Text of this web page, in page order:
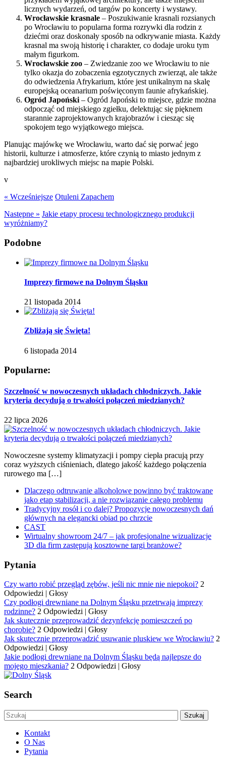
licznych wydarzeń, od targów po koncerty i wystawy.
Wrocławskie krasnale – Poszukiwanie krasnali rozsianych
po Wrocławiu to popularna forma rozrywki dla rodzin z
dziećmi oraz doskonały sposób na odkrywanie miasta. Każdy
krasnal ma swoją historię i charakter, co dodaje uroku tym
małym figurkom.
Wrocławskie zoo – Zwiedzanie zoo we Wrocławiu to nie
tylko okazja do zobaczenia egzotycznych zwierząt, ale także
do odwiedzenia Afrykarium, które jest unikalnym na skalę
europejską oceanarium poświęconym faunie afrykańskiej.
Ogród Japoński – Ogród Japoński to miejsce, gdzie można
odpocząć od miejskiego zgiełku, delektując się pięknem
starannie zaprojektowanych krajobrazów i ciesząc się
spokojem tego wyjątkowego miejsca.
Planując majówkę we Wrocławiu, warto dać się porwać jego
historii, kulturze i atmosferze, które czynią to miasto jednym z
najbardziej urokliwych miejsc na mapie Polski.
v
« Wcześniejsze Otuleni Zapachem
Następne » Jakie etapy procesu technologicznego produkcji
wyróżniamy?
Podobne
Imprezy firmowe na Dolnym Śląsku
21 listopada 2014
Zbliżają się Święta!
6 listopada 2014
Popularne:
Szczelność w nowoczesnych układach chłodniczych. Jakie
kryteria decydują o trwałości połączeń miedzianych?
22 lipca 2026
Nowoczesne systemy klimatyzacji i pompy ciepła pracują przy
coraz wyższych ciśnieniach, dlatego jakość każdego połączenia
rurowego ma […]
Dlaczego odtruwanie alkoholowe powinno być traktowane
jako etap stabilizacji, a nie rozwiązanie całego problemu
Tradycyjny rosół i co dalej? Propozycje nowoczesnych dań
głównych na elegancki obiad po chrzcie
CAST
Wirtualny showroom 24/7 – jak profesjonalne wizualizacje
3D dla firm zastępują kosztowne targi branżowe?
Pytania
Czy warto robić przegląd zębów, jeśli nic mnie nie niepokoi? 2
Odpowiedzi | Głosy
Czy podłogi drewniane na Dolnym Śląsku przetrwają imprezy
rodzinne? 2 Odpowiedzi | Głosy
Jak skutecznie przeprowadzić dezynfekcję pomieszczeń po
chorobie? 2 Odpowiedzi | Głosy
Jak skutecznie przeprowadzić usuwanie pluskiew we Wrocławiu? 2
Odpowiedzi | Głosy
Jakie podłogi drewniane na Dolnym Śląsku będą najlepsze do
mojego mieszkania? 2 Odpowiedzi | Głosy
Search
Kontakt
O Nas
Pytania